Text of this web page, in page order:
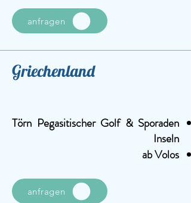
anfragen
Griechenland
Törn Pegasitischer Golf & Sporaden
Inseln
ab Volos
anfragen